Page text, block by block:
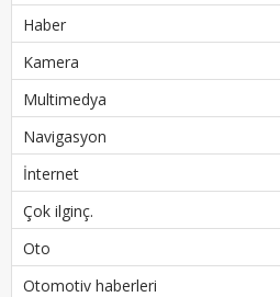
Haber
Kamera
Multimedya
Navigasyon
İnternet
Çok ilginç.
Oto
Otomotiv haberleri